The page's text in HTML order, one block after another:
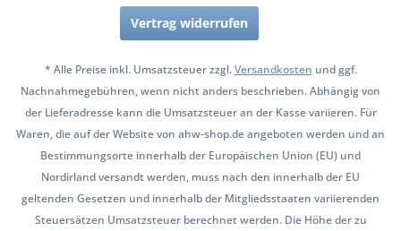
Vertrag widerrufen
* Alle Preise inkl. Umsatzsteuer zzgl.Versandkosten und ggf.
Nachnahmegebühren, wenn nicht anders beschrieben. Abhängig von
der Lieferadresse kann die Umsatzsteuer an der Kasse variieren. Für
Waren, die auf der Website von ahw-shop.de angeboten werden und an
Bestimmungsorte innerhalb der Europäischen Union (EU) und
Nordirland versandt werden, muss nach den innerhalb der EU
geltenden Gesetzen und innerhalb der Mitgliedsstaaten variierenden
Steuersätzen Umsatzsteuer berechnet werden. Die Höhe der zu